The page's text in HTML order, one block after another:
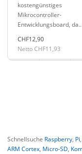
kostengünstiges
Mikrocontroller-
Entwicklungsboard, da..
CHF12,90
Netto CHF11,93
Schnellsuche Raspberry, Pi,
ARM Cortex, Micro-SD,